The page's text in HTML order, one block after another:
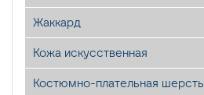
Жаккард
Кожа искусственная
Костюмно-плательная шерсть